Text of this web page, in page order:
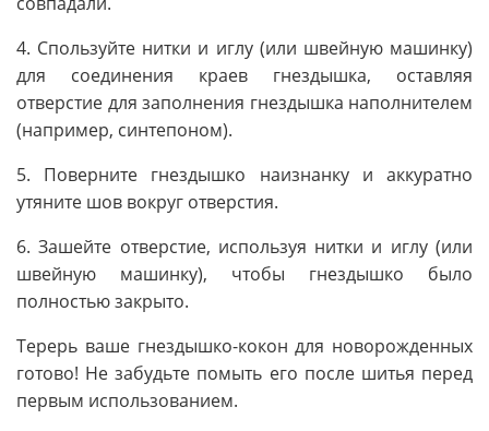
4. Спользуйте нитки и иглу (или швейную машинку)
для соединения краев гнездышка, оставляя
отверстие для заполнения гнездышка наполнителем
(например, синтепоном).
5. Поверните гнездышко наизнанку и аккуратно
утяните шов вокруг отверстия.
6. Зашейте отверстие, используя нитки и иглу (или
швейную машинку), чтобы гнездышко было
полностью закрыто.
Tepерь ваше гнездышко-кокон для новорожденных
готово! Не забудьте помыть его после шитья перед
первым использованием.